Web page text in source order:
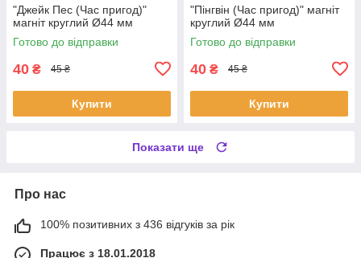
"Джейк Пес (Час пригод)"
магніт круглий Ø44 мм
Готово до відправки
40 ₴ 45 ₴
Купити
"Пінгвін (Час пригод)" магніт
круглий Ø44 мм
Готово до відправки
40 ₴ 45 ₴
Купити
Показати ще
Про нас
100% позитивних з 436 відгуків за рік
Працює з 18.01.2018